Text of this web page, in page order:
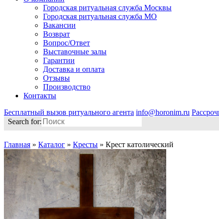
Городская ритуальная служба Москвы
Городская ритуальная служба МО
Вакансии
Возврат
Вопрос/Ответ
Выставочные залы
Гарантии
Доставка и оплата
Отзывы
Производство
Контакты
Бесплатный вызов ритуального агента info@horonim.ru
Search for:
Главная » Каталог » Кресты » Крест католический